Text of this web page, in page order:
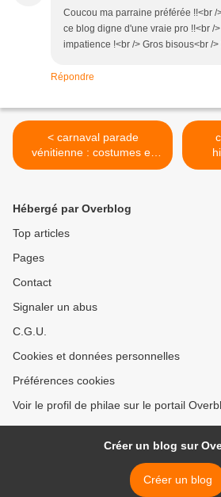
Coucou ma parraine préférée !!<br /
ce blog digne d'une vraie pro !!<br /
impatience !<br /> Gros bisous<br />
Répondre
< carnaval parade
vénitienne : costumes et
regard sous les masques
Hébergé par Overblog
Top articles
Pages
Contact
Signaler un abus
C.G.U.
Cookies et données personnelles
Préférences cookies
Voir le profil de philae sur le portail
Créer un blog sur
Créer un blog